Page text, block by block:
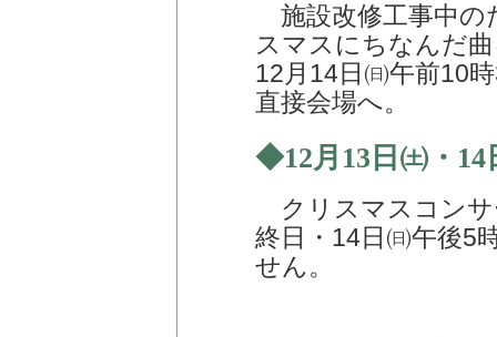
施設改修工事中の
スマスにちなんだ
12月14日㈰午前10
直接会場へ。
◆12月13日㈯・14
クリスマスコンサ
終日・14日㈰午後5
せん。